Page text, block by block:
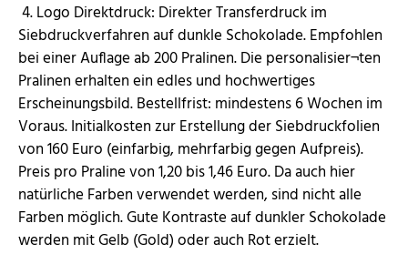
4. Logo Direktdruck: Direkter Transferdruck im
Siebdruckverfahren auf dunkle Schokolade. Empfohlen
bei einer Auflage ab 200 Pralinen. Die personalisier¬ten
Pralinen erhalten ein edles und hochwertiges
Erscheinungsbild. Bestellfrist: mindestens 6 Wochen im
Voraus. Initialkosten zur Erstellung der Siebdruckfolien
von 160 Euro (einfarbig, mehrfarbig gegen Aufpreis).
Preis pro Praline von 1,20 bis 1,46 Euro. Da auch hier
natürliche Farben verwendet werden, sind nicht alle
Farben möglich. Gute Kontraste auf dunkler Schokolade
werden mit Gelb (Gold) oder auch Rot erzielt.